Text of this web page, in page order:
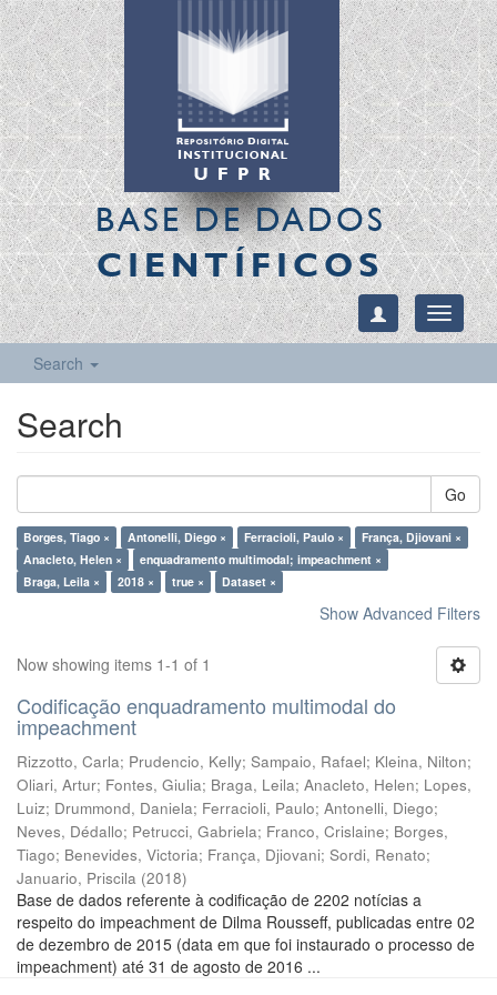
BASE DE DADOS
CIENTÍFICOS
Toggle
Search
Search
Go
Borges, Tiago × Antonelli, Diego × Ferracioli, Paulo ×
França, Djiovani ×
Anacleto, Helen ×
enquadramento multimodal; impeachment ×
Braga, Leila ×
2018 × true × Dataset ×
Show Advanced Filters
Now showing items 1-1 of 1
Codificação enquadramento multimodal do
impeachment
Rizzotto, Carla; Prudencio, Kelly; Sampaio, Rafael; Kleina, Nilton;
Oliari, Artur; Fontes, Giulia; Braga, Leila; Anacleto, Helen; Lopes,
Luiz; Drummond, Daniela; Ferracioli, Paulo; Antonelli, Diego;
Neves, Dédallo; Petrucci, Gabriela; Franco, Crislaine; Borges,
Tiago; Benevides, Victoria; França, Djiovani; Sordi, Renato;
Januario, Priscila (2018)
Base de dados referente à codificação de 2202 notícias a
respeito do impeachment de Dilma Rousseff, publicadas entre 02
de dezembro de 2015 (data em que foi instaurado o processo de
impeachment) até 31 de agosto de 2016 ...